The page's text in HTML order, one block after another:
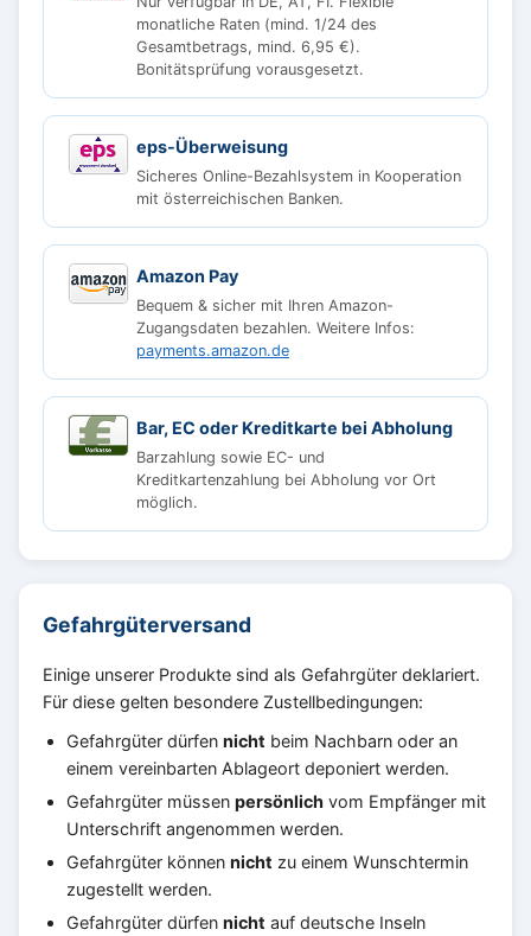
monatliche Raten (mind. 1/24 des
Gesamtbetrags, mind. 6,95 €).
Bonitätsprüfung vorausgesetzt.
eps-Überweisung
Sicheres Online-Bezahlsystem in Kooperation
mit österreichischen Banken.
Amazon Pay
Bequem & sicher mit Ihren Amazon-
Zugangsdaten bezahlen. Weitere Infos:
payments.amazon.de
Bar, EC oder Kreditkarte bei Abholung
Barzahlung sowie EC- und
Kreditkartenzahlung bei Abholung vor Ort
möglich.
Gefahrgüterversand
Einige unserer Produkte sind als Gefahrgüter deklariert.
Für diese gelten besondere Zustellbedingungen:
Gefahrgüter dürfen nicht beim Nachbarn oder an
einem vereinbarten Ablageort deponiert werden.
Gefahrgüter müssen persönlich vom Empfänger mit
Unterschrift angenommen werden.
Gefahrgüter können nicht zu einem Wunschtermin
zugestellt werden.
Gefahrgüter dürfen nicht auf deutsche Inseln